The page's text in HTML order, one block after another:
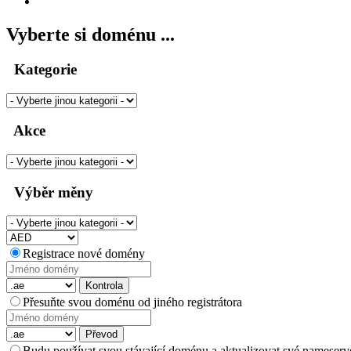
Vyberte si doménu ...
Kategorie
Akce
Výběr měny
Registrace nové domény
Kontrola
Přesuňte svou doménu od jiného registrátora
Převod